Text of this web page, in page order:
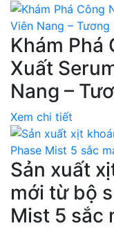
Khám Phá
Xuất
Nang –
Xem chi tiết
Sản xuất
mới từ bộ
Mist 5 sắc